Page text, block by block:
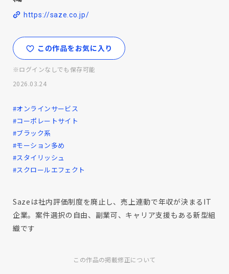
https://saze.co.jp/
この作品をお気に入り
※ログインなしでも保存可能
2026.03.24
#オンラインサービス
#コーポレートサイト
#ブラック系
#モーション多め
#スタイリッシュ
#スクロールエフェクト
Sazeは社内評価制度を廃止し、売上連動で年収が決まるIT
企業。案件選択の自由、副業可、キャリア支援もある新型組
織です
この作品の掲載修正について